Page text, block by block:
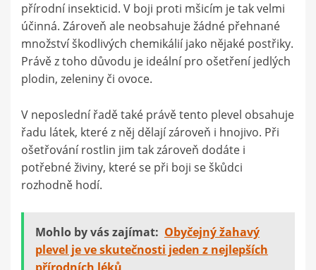
přírodní insekticid. V boji proti mšicím je tak velmi
účinná. Zároveň ale neobsahuje žádné přehnané
množství škodlivých chemikálií jako nějaké postřiky.
Právě z toho důvodu je ideální pro ošetření jedlých
plodin, zeleniny či ovoce.
V neposlední řadě také právě tento plevel obsahuje
řadu látek, které z něj dělají zároveň i hnojivo. Při
ošetřování rostlin jim tak zároveň dodáte i
potřebné živiny, které se při boji se škůdci
rozhodně hodí.
Mohlo by vás zajímat: Obyčejný žahavý
plevel je ve skutečnosti jeden z nejlepších